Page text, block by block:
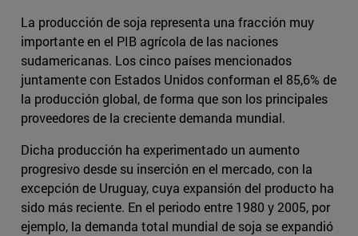
La producción de soja representa una fracción muy
importante en el PIB agrícola de las naciones
sudamericanas. Los cinco países mencionados
juntamente con Estados Unidos conforman el 85,6% de
la producción global, de forma que son los principales
proveedores de la creciente demanda mundial.
Dicha producción ha experimentado un aumento
progresivo desde su inserción en el mercado, con la
excepción de Uruguay, cuya expansión del producto ha
sido más reciente. En el periodo entre 1980 y 2005, por
ejemplo, la demanda total mundial de soja se expandió